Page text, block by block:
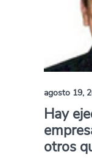
agosto 19,
Hay
otros